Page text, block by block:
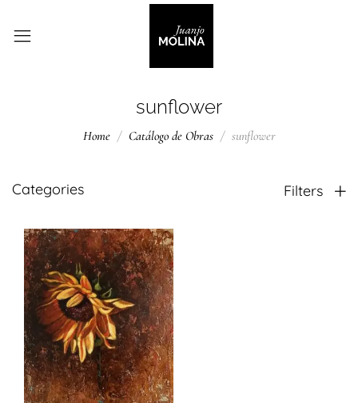
sunflower
Home Catálogo de Obras sunflower
Categories Filters